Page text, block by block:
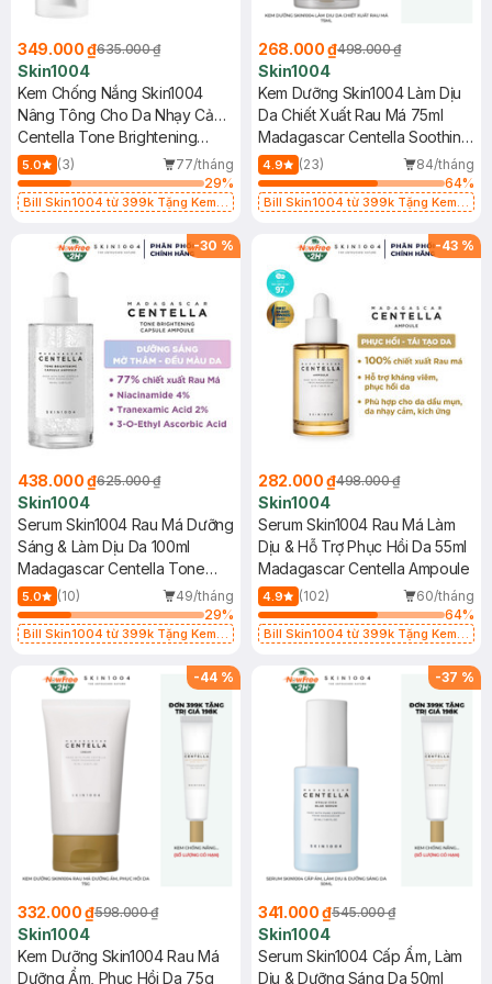
349.000 ₫635.000 ₫
Skin1004
Kem Chống Nắng Skin1004
Nâng Tông Cho Da Nhạy Cảm
SPF50+ 50ml
Centella Tone Brightening
Tone-up Sunscreen SPF50+
PA++++
5.0 (3)
77/tháng
29%
Bill Skin1004 từ 399k Tặng Kem
SPF 50+ 20ml (SL Có Hạn)
268.000 ₫498.000 ₫
Skin1004
Kem Dưỡng Skin1004 Làm Dịu
Da Chiết Xuất Rau Má 75ml
Madagascar Centella Soothing
Cream
4.9 (23)
84/tháng
64%
Bill Skin1004 từ 399k Tặng Kem
SPF 50+ 20ml (SL Có Hạn)
-30 %
438.000 ₫625.000 ₫
Skin1004
Serum Skin1004 Rau Má Dưỡng
Sáng & Làm Dịu Da 100ml
Madagascar Centella Tone
Brightening Capsule Ampoule
5.0 (10)
49/tháng
29%
Bill Skin1004 từ 399k Tặng Kem
SPF 50+ 20ml (SL Có Hạn)
-43 %
282.000 ₫498.000 ₫
Skin1004
Serum Skin1004 Rau Má Làm
Dịu & Hỗ Trợ Phục Hồi Da 55ml
Madagascar Centella Ampoule
4.9 (102)
60/tháng
64%
Bill Skin1004 từ 399k Tặng Kem
SPF 50+ 20ml (SL Có Hạn)
-44 %
332.000 ₫598.000 ₫
Skin1004
Kem Dưỡng Skin1004 Rau Má
Dưỡng Ẩm, Phục Hồi Da 75g
-37 %
341.000 ₫545.000 ₫
Skin1004
Serum Skin1004 Cấp Ẩm, Làm
Dịu & Dưỡng Sáng Da 50ml